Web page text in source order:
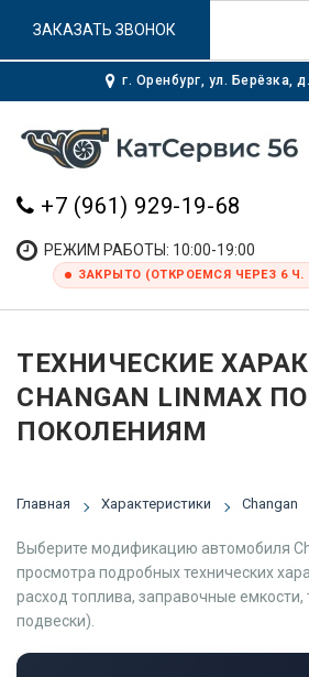
г. Оренбург, ул. Берёзка,
+7 (961) 929-19-68
РЕЖИМ РАБОТЫ: 10:00-19:00
ЗАКРЫТО (ОТКРОЕМСЯ ЧЕРЕЗ 6 Ч.
ЗАКАЗАТЬ ЗВОНОК
ТЕХНИЧЕСКИЕ
CHANGAN LINMAX ПО
ПОКОЛЕНИЯМ
Главная Характеристики Changan
Выберите модификацию автомобиля
просмотра подробных технических
расход топлива, заправочные емкости,
подвески).